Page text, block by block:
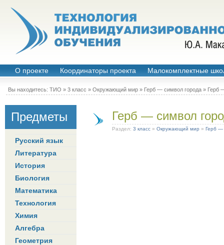
О проекте Координаторы проекта Малокомплектные
Вы находитесь: ТИО » 3 класс » Окружающий мир » Герб — символ города » Герб
Предметы
Русский язык
Литература
История
Биология
Математика
Технология
Химия
Алгебра
Геометрия
Герб — символ
Раздел: 3 класс » Окружающий мир » Герб —